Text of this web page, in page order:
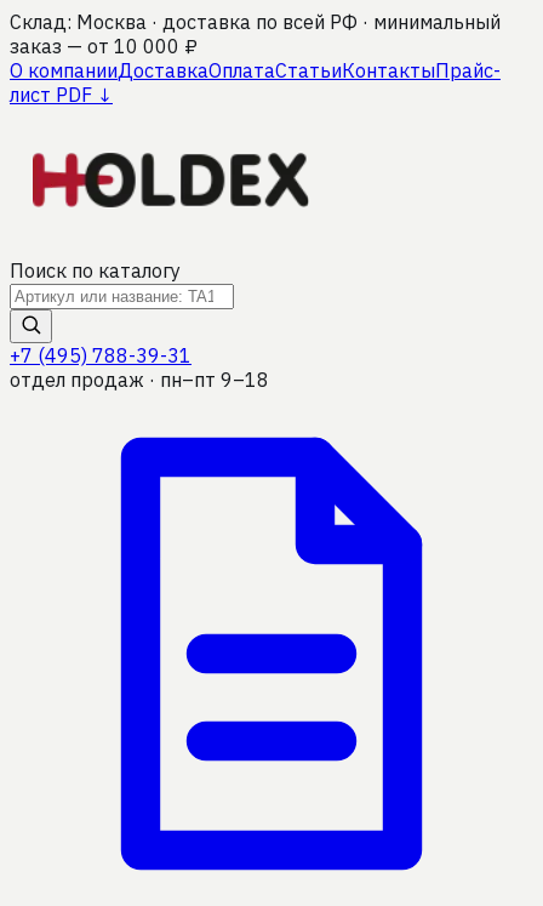
Склад: Москва · доставка по всей РФ · минимальный
заказ — от 10 000 ₽
О компанииДоставкаОплатаСтатьиКонтактыПрайс-
лист PDF ↓
Поиск по каталогу
+7 (495) 788-39-31
отдел продаж · пн–пт 9–18